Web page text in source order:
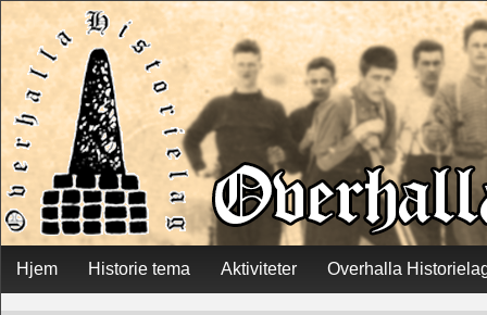
Main menu
Skip
Hjem Historie tema Aktiviteter Overhalla